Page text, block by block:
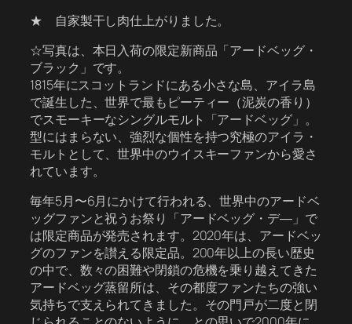
★ 自家製干し肉仕上がりました。
☆写真は、本日入荷の限定新商品「アードベッグ・
ブラック」です。
1815年にスコットランドにある小さな島、アイラ島
で誕生した、世界で最もピーティー（泥炭の香り）
でスモーキーなシングルモルト「アードベッグ」。
型にはまらない、強烈な個性を持つ究極のアイラ・
モルトとして、世界中のウイスキーファンから愛さ
れています。
毎年5月〜6月にかけて行われる、世界中のアードベ
ッグファンと祝うお祭り「アードベッグ・デ―」で
は限定商品が発売されます。2020年は、アードベッ
グのファンを讃える限定品。200年以上の長い歴史
の中で、数々の困難や閉鎖の危機を乗り越えてきた
アードベッグ蒸留所は、その都度ファンたちの強い
気持ちで支えられてきました。その門戸が二度と閉